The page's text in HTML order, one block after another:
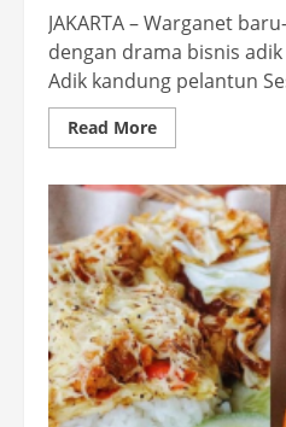
JAKARTA – Warganet
dengan drama bisnis
Adik kandung pelantun
Read MoreRead
more
Siomay
Devina
Hermawan
yang
Viral
usai
Fotonya
Dicomot
Bisnis
Kuliner
Adik
Syahrini